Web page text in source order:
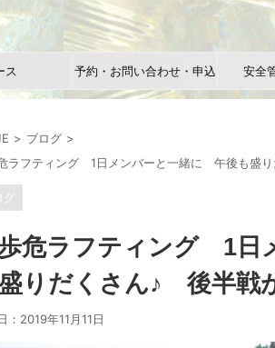
ス 予約・お問い合わせ・申込 安全
ブログ
ラフティング 1日メンバーと一緒に 午後も
グ
危ラフティング 1日
りだくさん♪ 後半
： 2019年11月11日